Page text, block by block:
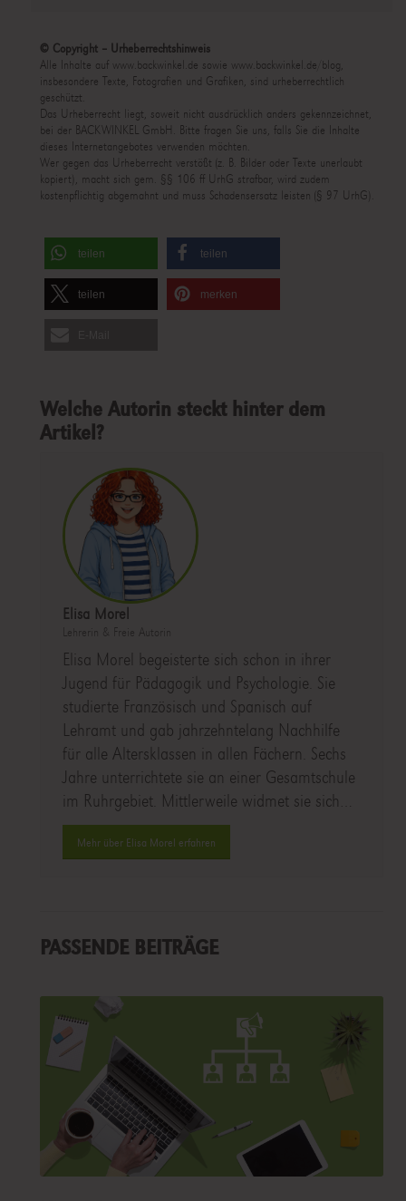
© Copyright – Urheberrechtshinweis
Alle Inhalte auf www.backwinkel.de sowie www.backwinkel.de/blog,
insbesondere Texte, Fotografien und Grafiken, sind urheberrechtlich
geschützt.
Das Urheberrecht liegt, soweit nicht ausdrücklich anders gekennzeichnet,
bei der BACKWINKEL GmbH. Bitte fragen Sie uns, falls Sie die Inhalte
dieses Internetangebotes verwenden möchten.
Wer gegen das Urheberrecht verstößt (z. B. Bilder oder Texte unerlaubt
kopiert), macht sich gem. §§ 106 ff UrhG strafbar, wird zudem
kostenpflichtig abgemahnt und muss Schadensersatz leisten (§ 97 UrhG).
teilen teilen
teilen merken
Welche Autorin steckt hinter dem
Artikel?
Elisa Morel
Lehrerin & Freie Autorin
Elisa Morel begeisterte sich schon in ihrer
Jugend für Pädagogik und Psychologie. Sie
studierte Französisch und Spanisch auf
Lehramt und gab jahrzehntelang Nachhilfe
für alle Altersklassen in allen Fächern. Sechs
Jahre unterrichtete sie an einer Gesamtschule
im Ruhrgebiet. Mittlerweile widmet sie sich…
Mehr über Elisa Morel erfahren
PASSENDE BEITRÄGE